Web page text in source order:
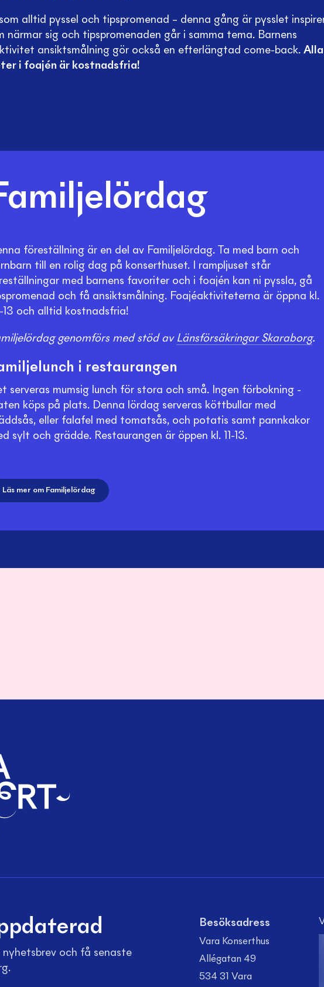
alltid pyssel och tipspromenad – denna gång är pysslet
närmar sig och tipspromenaden går i samma tema. Barnens
ansiktsmålning gör också en efterlängtad come-back. Alla
i foajén är kostnadsfria!
föreställning är en del av Familjelördag. Ta med barn och
till en rolig dag på konserthuset. I rampljuset står
med barnens favoriter och i foajén kan ni pyssla, gå
och få ansiktsmålning. Foajéaktiviteterna är öppna kl.
13 och alltid kostnadsfria!
genomförs med stöd av Länsförsäkringar Skaraborg.
i restaurangen
serveras mumsig lunch för stora och små. Ingen förbokning -
köps på plats. Denna lördag serveras köttbullar med
eller falafel med tomatsås, och potatis samt pannkakor
sylt och grädde. Restaurangen är öppen kl. 11-13.
Läs mer om Familjelördag
nyhetsbrev och få senaste
Besöksadress
Vara Konserthus
Allégatan 49
534 31 Vara